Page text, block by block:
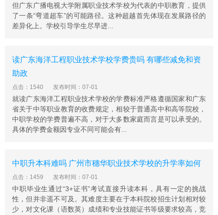
5、满足以上条件且持有二代身份证原件(一代身份证、临
时身份证及户口本不可报名)。
录取规则
体全面考核，为国家公平、公正选拨人才。
2、我院录取原则：遵循“公平、公正、公开”的原则，对进
业志愿都无法满足时，若愿服从专业调剂，将由学院根据
考生成绩从高分到低分调剂到未录取满额的专业;不服从专
业调剂考生，作退档处理。
3、我院执行国家加分或降分政策，考生依照各省、直辖
但广东广播电视大学附属职业技术学校为代表的中职教育，提供
了一条“弯道超车”的可能路径。这种超越首先体现在发展路径的
差异化上。学校引导学生尽早进...
读广东海洋工程职业技术学校学费贵吗 有哪些减免和资
助政
点击：1540 发布时间：07-01
就读广东海洋工程职业技术学校的学费标准严格遵循国家和广东
省关于中等职业教育的收费规定，相较于普通高中和高等院校，
中职学校的学费普遍不高，对于大多数家庭而言是可以承受的。
具体的学费金额因专业不同可能会有...
中职升本科难吗 广州市穗华职业技术学校的升学率如何
点击：1459 发布时间：07-01
中职毕业生通过“3+证书”考试直接升读本科，具有一定的挑战
性，但并非遥不可及。其难度主要在于本科院校招生计划相对较
少，对文化课（语数英）成绩和专业技能证书等级要求较高，竞